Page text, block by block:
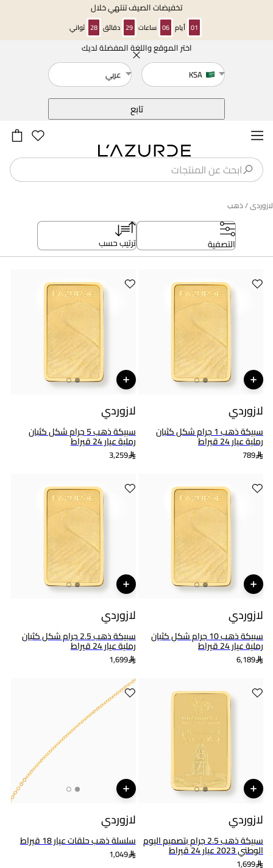
تخفيضات الصيف تنتهي خلال
01 أيام 06 ساعات 29 دقائق 27 ثواني
اختر الموقع واللغة المفضلة لديك
KSA
عربي
تابع
لازوردى/ ذهب
التصفية ترتيب حسب
لازوردي
سبيكة ذهب 1 جرام شكل كثبان
رملية عيار 24 قيراط
789
لازوردي
سبيكة ذهب 5 جرام شكل كثبان
رملية عيار 24 قيراط
3,259
لازوردي
سبيكة ذهب 10 جرام شكل كثبان
رملية عيار 24 قيراط
6,189
لازوردي
سبيكة ذهب 2.5 جرام شكل كثبان
رملية عيار 24 قيراط
1,699
لازوردي
سبيكة ذهب 2.5 جرام بتصميم اليوم
الوطني 2023 عيار 24 قيراط
1,699
لازوردي
سلسلة ذهب حلقات عيار 18 قيراط
1,049